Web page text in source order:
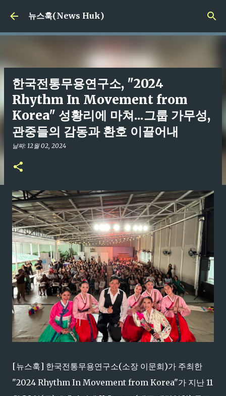
기본 콘텐츠로 건너뛰기
뉴스훅(News Huk)
한국전통무용연구소, "2024
Rhythm In Movement from
Korea" 성황리에 마쳐...그룹 가무성,
관중들의 감동과 환호 이끌어내
날짜: 12월 02, 2024
[뉴스훅] 한국전통무용연구소(소장 이문희)가 주최한
"2024 Rhythm In Movement from Korea"가 지난 11